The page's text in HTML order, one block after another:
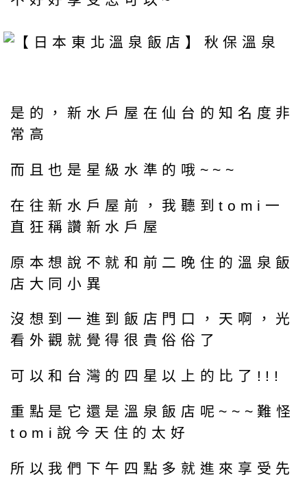
是的，新水戶屋在仙台的知名度非
常高
而且也是星級水準的哦~~~
在往新水戶屋前，我聽到tomi一
直狂稱讚新水戶屋
原本想說不就和前二晚住的溫泉飯
店大同小異
沒想到一進到飯店門口，天啊，光
看外觀就覺得很貴俗俗了
可以和台灣的四星以上的比了!!!
重點是它還是溫泉飯店呢~~~難怪
tomi說今天住的太好
所以我們下午四點多就進來享受先